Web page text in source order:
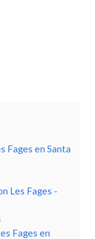
Fages en Santa
Les Fages -
Fages en